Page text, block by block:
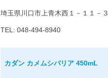
埼玉県川口市上青木西１－１１－３
TEL: 048-494-8940
カダン カメムシバリア 450mL